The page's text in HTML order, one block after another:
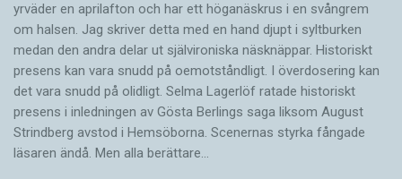
yrväder en aprilafton och har ett höganäskrus i en svångrem
om halsen. Jag skriver detta med en hand djupt i syltburken
medan den andra delar ut självironiska näsknäppar. Historiskt
presens kan vara snudd på oemotståndligt. I överdosering kan
det vara snudd på olidligt. Selma Lagerlöf ratade historiskt
presens i ­inledningen av Gösta Berlings saga liksom August
Strindberg avstod i Hemsöborna. ­Scenernas styrka fångade
läsaren ändå. Men alla berättare…